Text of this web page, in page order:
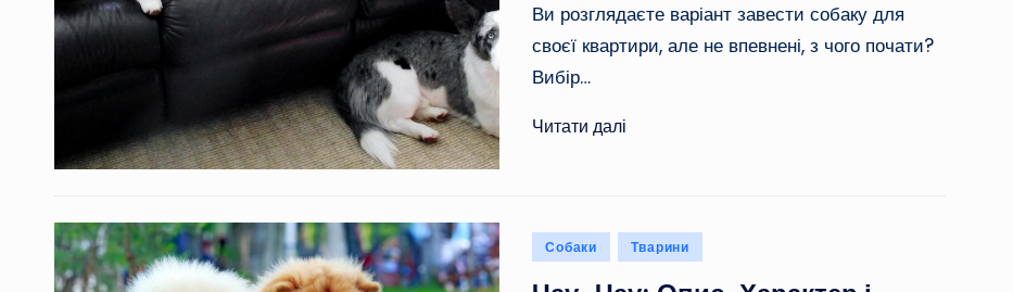
Ви розглядаєте варіант завести собаку для
своєї квартири, але не впевнені, з чого почати?
Вибір…
Читати далі
Опубліковано
Собаки Тварини